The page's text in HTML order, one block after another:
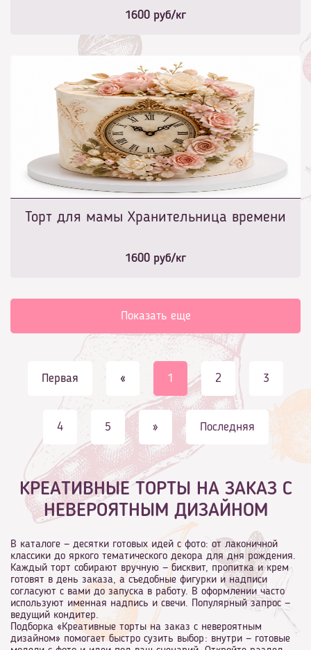
1600 руб/кг
Торт для мамы Хранительница времени
1600 руб/кг
Показать еще
Первая « 1 2 3
4 5 » Последняя
КРЕАТИВНЫЕ ТОРТЫ НА ЗАКАЗ С
НЕВЕРОЯТНЫМ ДИЗАЙНОМ
В каталоге — десятки готовых идей с фото: от лаконичной
классики до яркого тематического декора для дня рождения.
Каждый торт собирают вручную — бисквит, пропитка и крем
готовят в день заказа, а съедобные фигурки и надписи
согласуют с вами до запуска в работу. В оформлении часто
используют именная надпись и свечи. Популярный запрос —
ведущий кондитер.
Подборка «Креативные торты на заказ с невероятным
дизайном» помогает быстро сузить выбор: внутри — готовые